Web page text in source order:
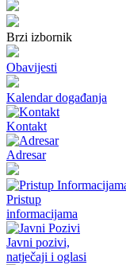
Brzi izbornik
Obavijesti
Kalendar događanja
Kontakt
Adresar
Pristup
informacijama
Javni pozivi,
natječaji i oglasi